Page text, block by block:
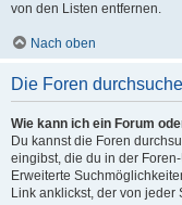
von den Listen entfernen.
Nach oben
Die Foren
Wie kann ich ein Forum
Du kannst die Foren
eingibst, die du in der
Erweiterte
Link anklickst, der von jeder